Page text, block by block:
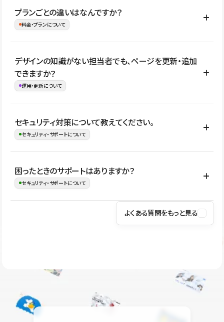
イト全体のデザインや設定がそのまま移行されるわけではないた
め、移行後にページ構成やデザイン、CMS設計、URL・リダイレク
はい。アクセス規模が大きいサイトや、複数部門での運用、権限管
理、セキュリティ確認、既存システムとの連携など、個別の要件が
ない段階でも、お問い合わせください。
お問合せはこちら
プランごとの違いはなんですか？
料金・プランについて
公開ページ数、バージョン履歴の期間、CMS利用数の上限、権限
管理の有無などがプランごとに異なります。詳しくは料金プランペ
ージをご覧ください。
デザインの知識がない担当者でも、ページを更新・追加
できますか？
運用・更新について
はい。CMSやコンポーネントを活用して更新範囲を設計しておく
ことで、デザインを崩しにくい状態で運用できます。 さらにコン
ながらレイアウトに影響を与えずに更新作業を進めやすくなりま
す。
セキュリティ対策について教えてください。
セキュリティ・サポートについて
Studioでは、公開サイトやサービスを安全に利用できるよう、通信
の暗号化、データ保護、アクセス管理、脆弱性対策など、複数の観
はSSL/TLSによる通信暗号化に対応しており、悪質なスクリプトの
困ったときのサポートはありますか？
セキュリティ・サポートについて
操作方法や機能については、ヘルプセンターでご確認いただけま
ユーザー同士で質問・相談できるコミュニティもご利用ください。
よくある質問をもっと見る